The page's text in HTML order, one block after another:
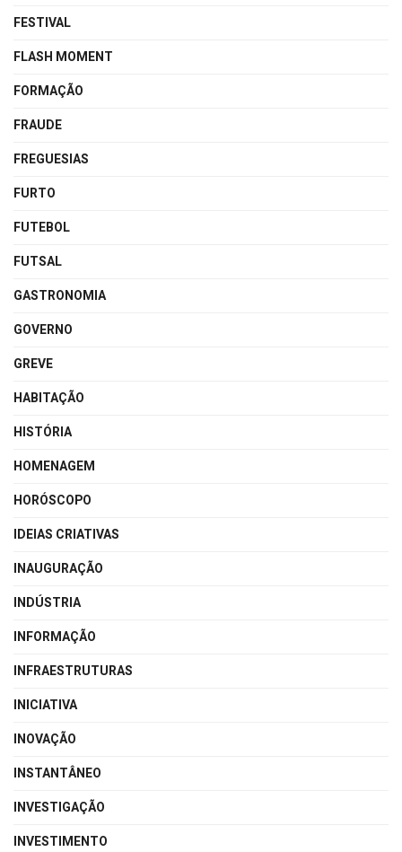
FESTIVAL
FLASH MOMENT
FORMAÇÃO
FRAUDE
FREGUESIAS
FURTO
FUTEBOL
FUTSAL
GASTRONOMIA
GOVERNO
GREVE
HABITAÇÃO
HISTÓRIA
HOMENAGEM
HORÓSCOPO
IDEIAS CRIATIVAS
INAUGURAÇÃO
INDÚSTRIA
INFORMAÇÃO
INFRAESTRUTURAS
INICIATIVA
INOVAÇÃO
INSTANTÂNEO
INVESTIGAÇÃO
INVESTIMENTO